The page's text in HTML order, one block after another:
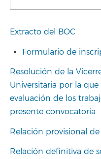
Extracto del BOC
Formulario de
Resolución de la
Universitaria por la
evaluación de los
presente convocatoria
Relación provisional
Relación definitiva de